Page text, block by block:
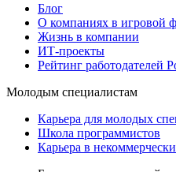
Блог
О компаниях в игровой
Жизнь в компании
ИТ-проекты
Рейтинг работодателей
Молодым специалистам
Карьера для молодых
Школа программистов
Карьера в